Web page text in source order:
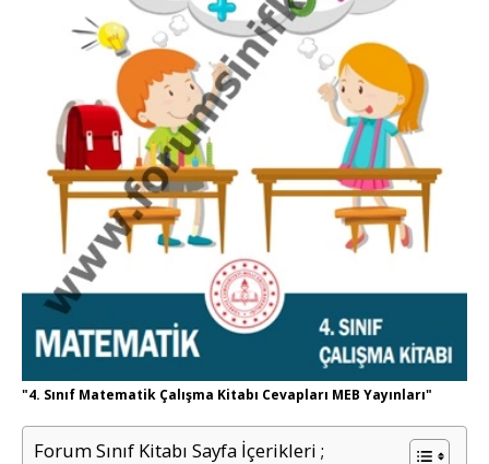
"4. Sınıf Matematik Çalışma Kitabı Cevapları MEB Yayınları"
Forum Sınıf Kitabı Sayfa İçerikleri ;